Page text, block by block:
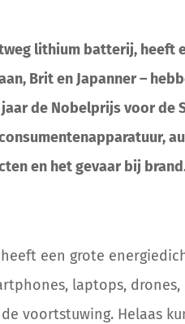
lithium batterij, heeft
Brit en Japanner –
de Nobelprijs voor
en het gevaar bij
een grote
laptops,
voortstuwing. Helaas